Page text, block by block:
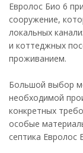
Евролос Био 6
сооружение,
локальных
и коттеджных
проживанием.
Большой выбор
необходимой
конкретных
особые
септика Евролос